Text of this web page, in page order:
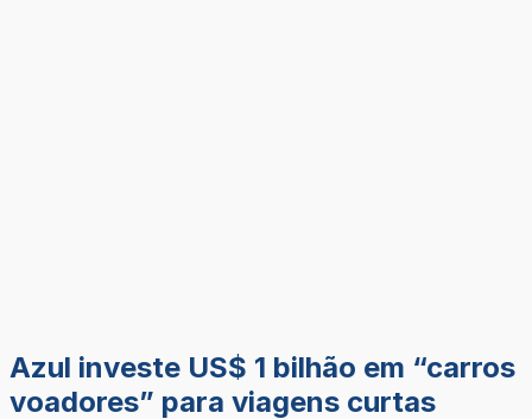
Azul investe US$ 1 bilhão em “carros
voadores” para viagens curtas